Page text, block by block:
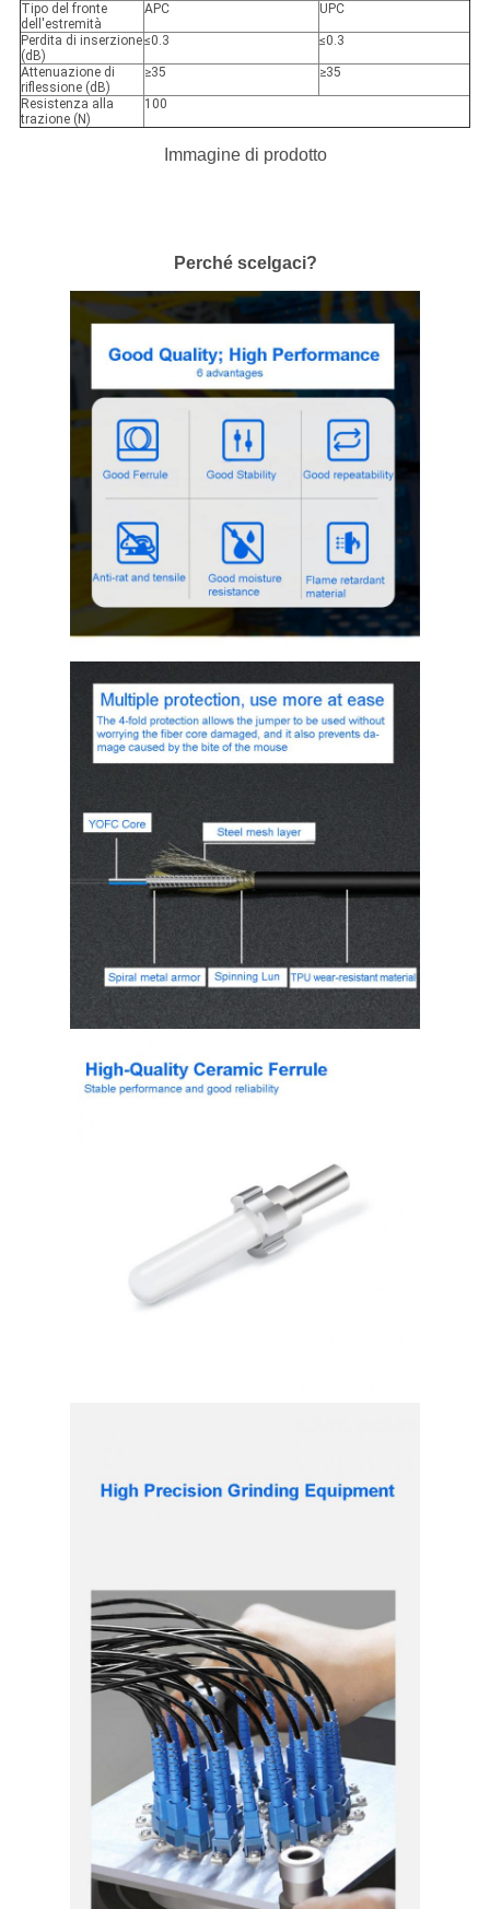
Tipo del fronte
dell'estremità
APC UPC
Perdita di inserzione
(dB)
≤0.3 ≤0.3
Attenuazione di
riflessione (dB)
≥35 ≥35
Resistenza alla
trazione (N)
100
Immagine di prodotto
Perché scelgaci?